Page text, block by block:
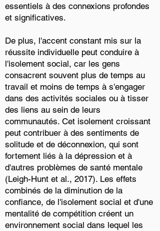
essentiels à des connexions profondes
et significatives.
De plus, l'accent constant mis sur la
réussite individuelle peut conduire à
l'isolement social, car les gens
consacrent souvent plus de temps au
travail et moins de temps à s'engager
dans des activités sociales ou à tisser
des liens au sein de leurs
communautés. Cet isolement croissant
peut contribuer à des sentiments de
solitude et de déconnexion, qui sont
fortement liés à la dépression et à
d'autres problèmes de santé mentale
(Leigh-Hunt et al., 2017). Les effets
combinés de la diminution de la
confiance, de l'isolement social et d'une
mentalité de compétition créent un
environnement social dans lequel les